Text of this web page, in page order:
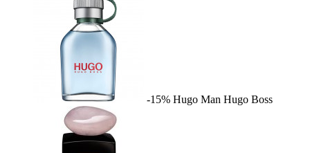
-15% Hugo Man Hugo Boss